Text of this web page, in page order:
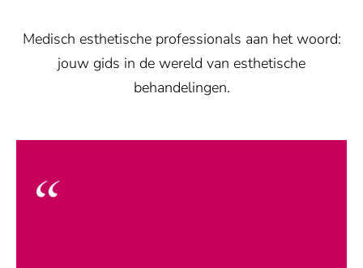
Medisch esthetische professionals aan het woord:
jouw gids in de wereld van esthetische
behandelingen.